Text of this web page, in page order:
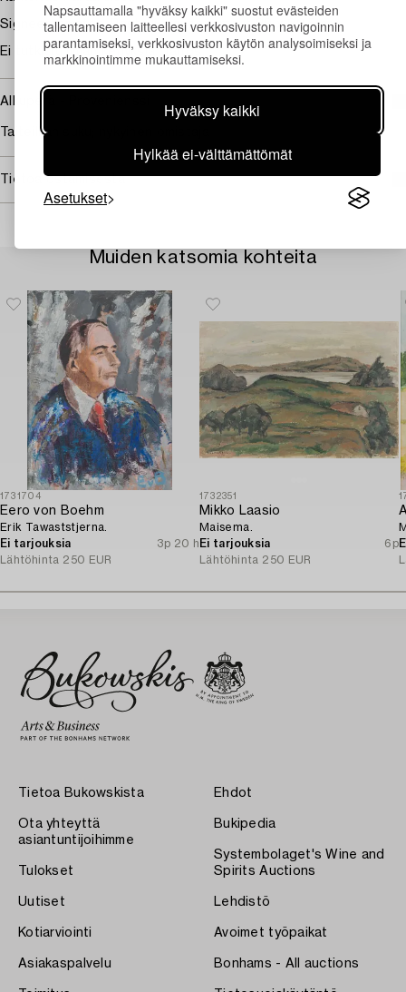
Napsauttamalla "hyväksy kaikki" suostut evästeiden
tallentamiseen laitteellesi verkkosivuston navigoinnin
parantamiseksi, verkkosivuston käytön analysoimiseksi ja
markkinointimme mukauttamiseksi.
Hyväksy kaikki
Hylkää ei-välttämättömät
Asetukset
Signeeraamaton. Pastelli, passepartout 38 x 23,5 cm.
Ei tutkittu ilman kehyksiä. Taitos.
Alkuperä - Provenienssi
Taiteilijan suku; nykyinen omistaja
Tietoa ostamisesta
Muiden katsomia kohteita
1731704
Eero von Boehm
Erik Tawaststjerna.
Ei tarjouksia
3p 20 h
Lähtöhinta 250 EUR
1732351
Mikko Laasio
Maisema.
Ei tarjouksia
6p
Lähtöhinta 250 EUR
Tietoa Bukowskista
Ota yhteyttä
asiantuntijoihimme
Tulokset
Uutiset
Kotiarviointi
Asiakaspalvelu
Ehdot
Bukipedia
Systembolaget's Wine and
Spirits Auctions
Lehdistö
Avoimet työpaikat
Bonhams - All auctions